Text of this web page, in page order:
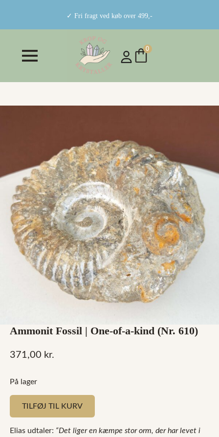
✓ Fri fragt ved køb over 499,-
0
Ammonit Fossil | One-of-a-kind (Nr. 610)
371,00 kr.
På lager
TILFØJ TIL KURV
Elias udtaler: “Det liger en kæmpe stor orm, der har levet i